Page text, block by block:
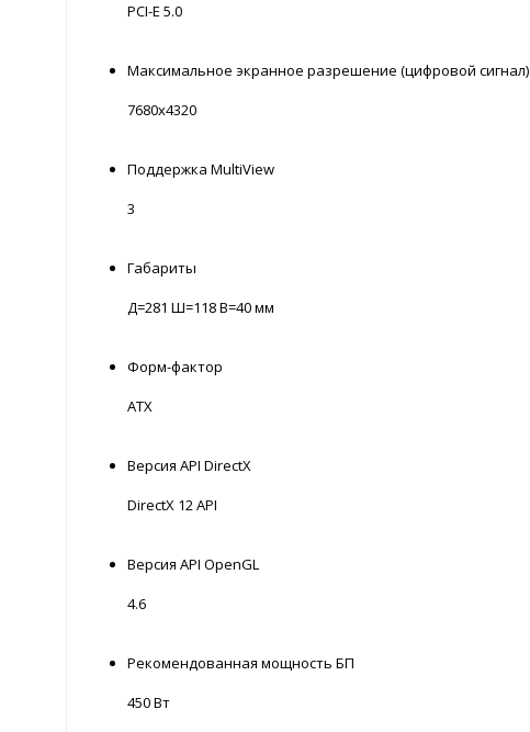
PCI-E 5.0
Максимальное экранное разрешение (цифровой сигнал)
7680x4320
Поддержка MultiView
3
Габариты
Д=281 Ш=118 В=40 мм
Форм-фактор
ATX
Версия API DirectX
DirectX 12 API
Версия API OpenGL
4.6
Рекомендованная мощность БП
450 Вт